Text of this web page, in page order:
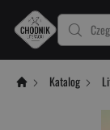
Katalog